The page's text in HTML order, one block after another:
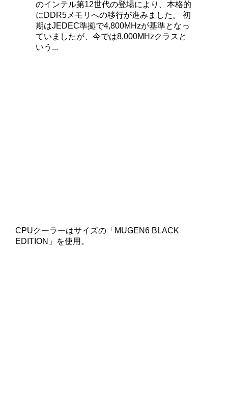
のインテル第12世代の登場により、本格的
にDDR5メモリへの移行が進みました。 初
期はJEDEC準拠で4,800MHzが基準となっ
ていましたが、今では8,000MHzクラスと
いう...
CPUクーラーはサイズの「MUGEN6 BLACK
EDITION」を使用。